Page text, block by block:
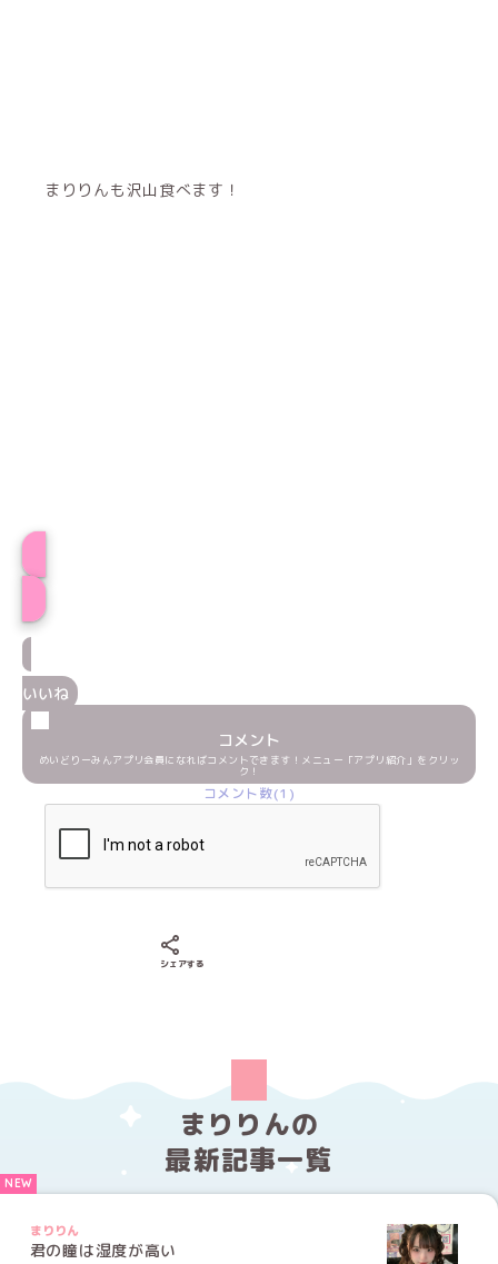
まりりんも沢山食べます！
いいね
コメント
めいどりーみんアプリ会員になればコメントできます！メニュー「アプリ紹介」をクリッ
ク！
コメント数(1)
シェアする
まりりんの
最新記事一覧
まりりん
君の瞳は湿度が高い